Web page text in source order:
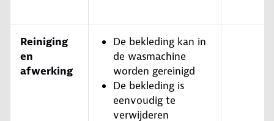
Reiniging
en
afwerking
De bekleding kan in
de wasmachine
worden gereinigd
De bekleding is
eenvoudig te
verwijderen